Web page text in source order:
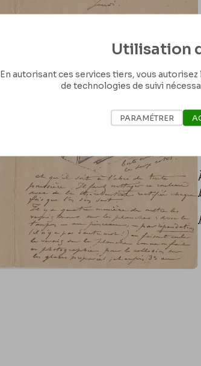
Utilisation
En autorisant ces services tiers, vous
de technologies de suivi
PARAMÉTRER